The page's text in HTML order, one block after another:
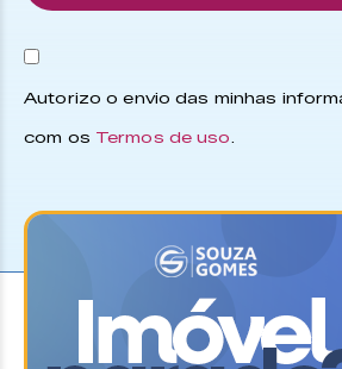
Autorizo o envio das minhas
com os Termos de uso.